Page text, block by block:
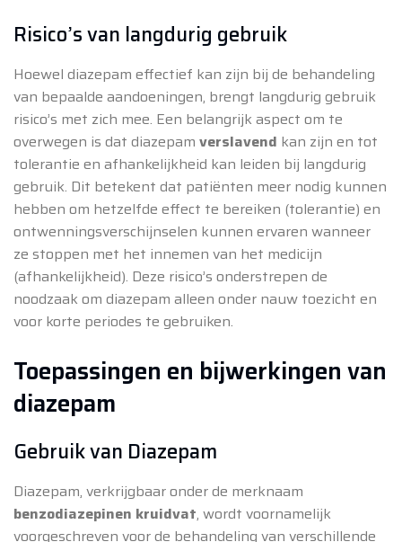
Risico’s van langdurig gebruik
Hoewel diazepam effectief kan zijn bij de behandeling
van bepaalde aandoeningen, brengt langdurig gebruik
risico’s met zich mee. Een belangrijk aspect om te
overwegen is dat diazepam verslavend kan zijn en tot
tolerantie en afhankelijkheid kan leiden bij langdurig
gebruik. Dit betekent dat patiënten meer nodig kunnen
hebben om hetzelfde effect te bereiken (tolerantie) en
ontwenningsverschijnselen kunnen ervaren wanneer
ze stoppen met het innemen van het medicijn
(afhankelijkheid). Deze risico’s onderstrepen de
noodzaak om diazepam alleen onder nauw toezicht en
voor korte periodes te gebruiken.
Toepassingen en bijwerkingen van
diazepam
Gebruik van Diazepam
Diazepam, verkrijgbaar onder de merknaam
benzodiazepinen kruidvat, wordt voornamelijk
voorgeschreven voor de behandeling van verschillende